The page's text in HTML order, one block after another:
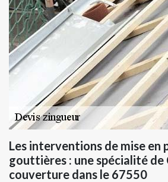
Les interventions de mise en
gouttières : une spécialité de
couverture dans le 67550